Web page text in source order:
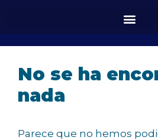
No se ha
nada
Parece que no hemos